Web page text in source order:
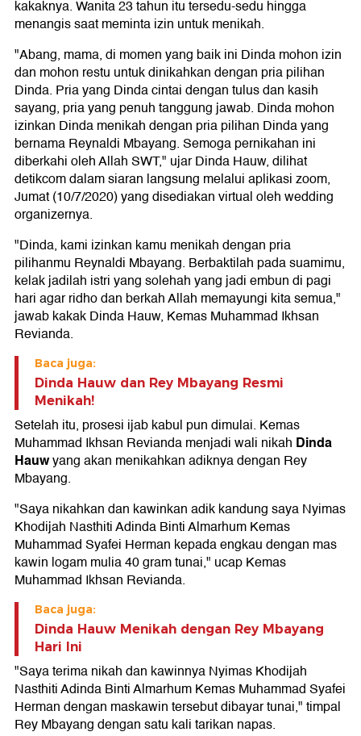
kakaknya. Wanita 23 tahun itu tersedu-sedu hingga
menangis saat meminta izin untuk menikah.
"Abang, mama, di momen yang baik ini Dinda mohon izin
dan mohon restu untuk dinikahkan dengan pria pilihan
Dinda. Pria yang Dinda cintai dengan tulus dan kasih
sayang, pria yang penuh tanggung jawab. Dinda mohon
izinkan Dinda menikah dengan pria pilihan Dinda yang
bernama Reynaldi Mbayang. Semoga pernikahan ini
diberkahi oleh Allah SWT," ujar Dinda Hauw, dilihat
detikcom dalam siaran langsung melalui aplikasi zoom,
Jumat (10/7/2020) yang disediakan virtual oleh wedding
organizernya.
"Dinda, kami izinkan kamu menikah dengan pria
pilihanmu Reynaldi Mbayang. Berbaktilah pada suamimu,
kelak jadilah istri yang solehah yang jadi embun di pagi
hari agar ridho dan berkah Allah memayungi kita semua,"
jawab kakak Dinda Hauw, Kemas Muhammad Ikhsan
Revianda.
Baca juga:
Dinda Hauw dan Rey Mbayang Resmi
Menikah!
Setelah itu, prosesi ijab kabul pun dimulai. Kemas
Muhammad Ikhsan Revianda menjadi wali nikah Dinda
Hauwyang akan menikahkan adiknya dengan Rey
Mbayang.
"Saya nikahkan dan kawinkan adik kandung saya Nyimas
Khodijah Nasthiti Adinda Binti Almarhum Kemas
Muhammad Syafei Herman kepada engkau dengan mas
kawin logam mulia 40 gram tunai," ucap Kemas
Muhammad Ikhsan Revianda.
Baca juga:
Dinda Hauw Menikah dengan Rey Mbayang
Hari Ini
"Saya terima nikah dan kawinnya Nyimas Khodijah
Nasthiti Adinda Binti Almarhum Kemas Muhammad Syafei
Herman dengan maskawin tersebut dibayar tunai," timpal
Rey Mbayang dengan satu kali tarikan napas.